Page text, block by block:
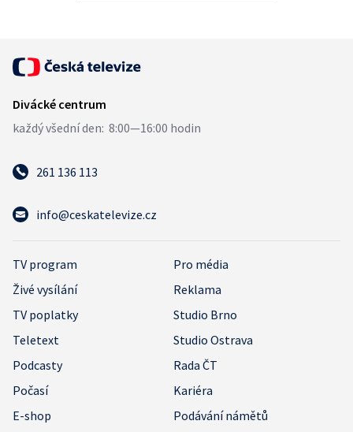
261 136 113
info@ceskatelevize.cz
TV program
Pro média
Živé vysílání
Reklama
TV poplatky
Studio Brno
Teletext
Studio Ostrava
Podcasty
Rada ČT
Počasí
Kariéra
E-shop
Podávání námětů